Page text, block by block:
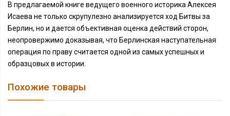
В предлагаемой книге ведущего военного историка Алексея
Исаева не только скрупулезно анализируется ход Битвы за
Берлин, но и дается объективная оценка действий сторон,
неопровержимо доказывая, что Берлинская наступательная
операция по праву считается одной из самых успешных и
образцовых в истории.
Похожие товары